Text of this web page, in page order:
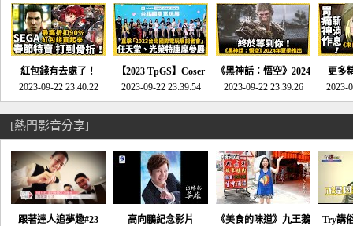
速配20230126
驗-電玩宅速配
20230125
電玩宅速配20230124
電玩宅
紅包錢有去處了！
SEGA春節特賣 超過85
款遊戲打到骨折-電玩
宅速配20230119
2023-09-22 23:40:22
【2023 TpGS】Coser
和Show Girl搶先看！
直擊展前記者會-電玩
2023-09-22 23:39:54
《黑神話：悟空》2024
年夏季推出！確定不會
延期齁？-電玩宅速配
2023-09-22 23:39:26
更多
《來
金鄉
2023-
[熱門影音分享]
跟著達人追夢趣#23
高向鵬紀念影片
《美食的味道》九王鵝
Try講